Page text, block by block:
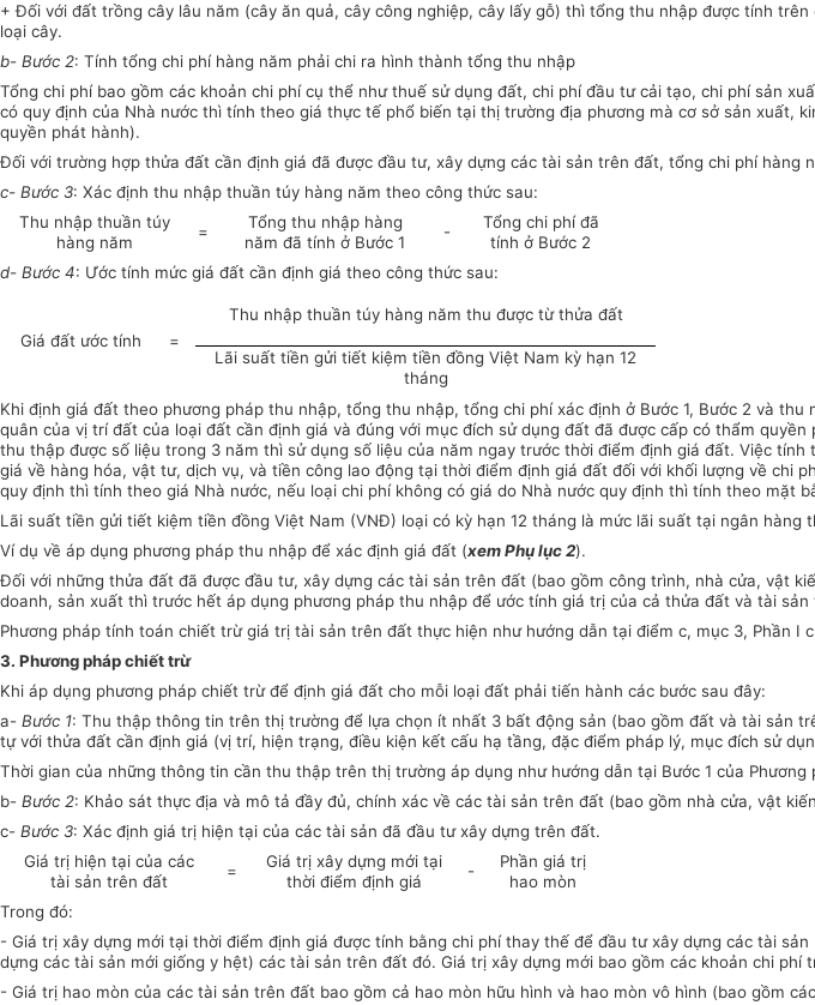
+ Đối với đất trồng cây lâu năm (cây ăn quả, cây công nghiệp, cây lấy gỗ) thì tổng thu nhập được tính
loại cây.
b- Bước 2: Tính tổng chi phí hàng năm phải chi ra hình thành tổng thu nhập
Tổng chi phí bao gồm các khoản chi phí cụ thể như thuế sử dụng đất, chi phí đầu tư cải tạo, chi phí sản
có quy định của Nhà nước thì tính theo giá thực tế phổ biến tại thị trường địa phương mà cơ sở sản xuất,
quyền phát hành).
Đối với trường hợp thửa đất cần định giá đã được đầu tư, xây dựng các tài sản trên đất, tổng chi phí hàng
c- Bước 3: Xác định thu nhập thuần túy hàng năm theo công thức sau:
Thu nhập thuần túy
hàng năm
=
Tổng thu nhập hàng
năm đã tính ở Bước 1
-
Tổng chi phí đã
tính ở Bước 2
d- Bước 4: Ước tính mức giá đất cần định giá theo công thức sau:
Giá đất ước tính =
Thu nhập thuần túy hàng năm thu được từ thửa đất
Lãi suất tiền gửi tiết kiệm tiền đồng Việt Nam kỳ hạn 12
tháng
Khi định giá đất theo phương pháp thu nhập, tổng thu nhập, tổng chi phí xác định ở Bước 1, Bước 2 và
quân của vị trí đất của loại đất cần định giá và đúng với mục đích sử dụng đất đã được cấp có thẩm
thu thập được số liệu trong 3 năm thì sử dụng số liệu của năm ngay trước thời điểm định giá đất. Việc
giá về hàng hóa, vật tư, dịch vụ, và tiền công lao động tại thời điểm định giá đất đối với khối lượng về chi
quy định thì tính theo giá Nhà nước, nếu loại chi phí không có giá do Nhà nước quy định thì tính theo mặt
Lãi suất tiền gửi tiết kiệm tiền đồng Việt Nam (VNĐ) loại có kỳ hạn 12 tháng là mức lãi suất tại ngân hàng
Ví dụ về áp dụng phương pháp thu nhập để xác định giá đất (xem Phụ lục 2).
Đối với những thửa đất đã được đầu tư, xây dựng các tài sản trên đất (bao gồm công trình, nhà cửa, vật
doanh, sản xuất thì trước hết áp dụng phương pháp thu nhập để ước tính giá trị của cả thửa đất và tài
Phương pháp tính toán chiết trừ giá trị tài sản trên đất thực hiện như hướng dẫn tại điểm c, mục 3, Phần I
3. Phương pháp chiết trừ
Khi áp dụng phương pháp chiết trừ để định giá đất cho mỗi loại đất phải tiến hành các bước sau đây:
a- Bước 1: Thu thập thông tin trên thị trường để lựa chọn ít nhất 3 bất động sản (bao gồm đất và tài sản
tự với thửa đất cần định giá (vị trí, hiện trạng, điều kiện kết cấu hạ tầng, đặc điểm pháp lý, mục đích sử
Thời gian của những thông tin cần thu thập trên thị trường áp dụng như hướng dẫn tại Bước 1 của Phương
b- Bước 2: Khảo sát thực địa và mô tả đầy đủ, chính xác về các tài sản trên đất (bao gồm nhà cửa, vật
c- Bước 3: Xác định giá trị hiện tại của các tài sản đã đầu tư xây dựng trên đất.
Giá trị hiện tại của các
tài sản trên đất
=
Giá trị xây dựng mới tại
thời điểm định giá
-
Phần giá trị
hao mòn
Trong đó:
- Giá trị xây dựng mới tại thời điểm định giá được tính bằng chi phí thay thế để đầu tư xây dựng các tài
dựng các tài sản mới giống y hệt) các tài sản trên đất đó. Giá trị xây dựng mới bao gồm các khoản chi
- Giá trị hao mòn của các tài sản trên đất bao gồm cả hao mòn hữu hình và hao mòn vô hình (bao gồm